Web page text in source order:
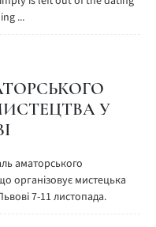
...
У
аматорського
організовує мистецька
7-11 листопада.